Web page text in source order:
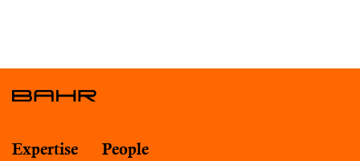
Expertise People